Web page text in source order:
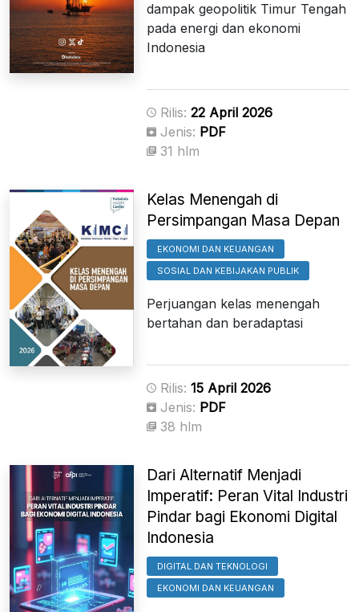
dampak geopolitik Timur Tengah
pada energi dan ekonomi
Indonesia
Rilis: 22 April 2026
Jenis: PDF
31 hlm
Kelas Menengah di
Persimpangan Masa Depan
EKONOMI DAN KEUANGAN
SOSIAL DAN KEBIJAKAN PUBLIK
Perjuangan kelas menengah
bertahan dan beradaptasi
Rilis: 15 April 2026
Jenis: PDF
38 hlm
Dari Alternatif Menjadi
Imperatif: Peran Vital Industri
Pindar bagi Ekonomi Digital
Indonesia
DIGITAL DAN TEKNOLOGI
EKONOMI DAN KEUANGAN